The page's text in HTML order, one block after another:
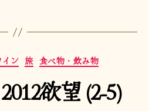
カ
テ
ゴ
リ
イン 旅 食べ物・飲み物
欲望 (2-5)